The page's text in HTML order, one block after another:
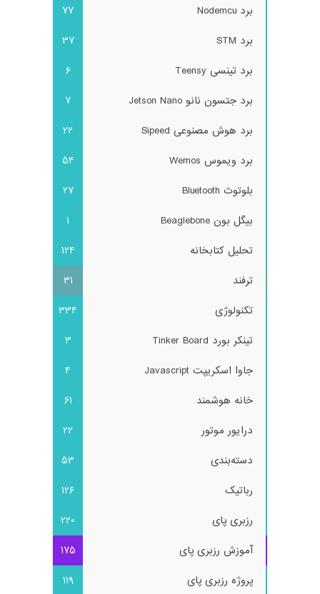
برد Nodemcu
77
برد STM
37
برد تینسی Teensy
6
برد جتسون نانو Jetson Nano
7
برد هوش مصنوعی Sipeed
22
برد ویموس Wemos
54
بلوتوث Bluetooth
27
بیگل بون Beaglebone
1
تحلیل کتابخانه
124
ترفند
31
تکنولوژی
334
تینکر بورد Tinker Board
3
جاوا اسکریپت Javascript
4
خانه هوشمند
61
درایور موتور
22
دسته‌بندی
53
رباتیک
126
رزبری پای
220
آموزش رزبری پای
175
پروژه رزبری پای
119